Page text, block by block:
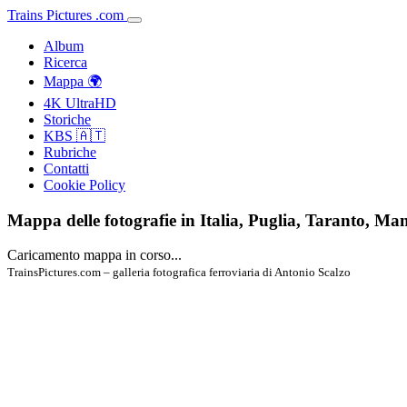
Trains Pictures .com
Album
Ricerca
Mappa 🌍
4K UltraHD
Storiche
KBS 🇦🇹
Rubriche
Contatti
Cookie Policy
Mappa delle fotografie in Italia, Puglia, Taranto,
Caricamento mappa in corso...
TrainsPictures.com – galleria fotografica ferroviaria di Antonio Scalzo